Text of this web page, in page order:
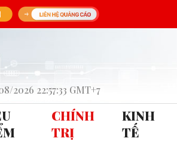
2026 22:57:33 GMT+7
CHÍNH
TRỊ
KINH
TẾ